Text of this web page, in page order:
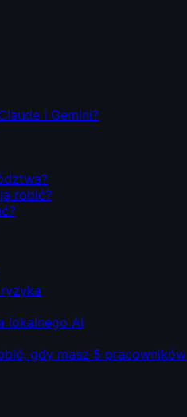
i Gemini?
robić?
lokalnego AI
gdy masz 5 pracowników